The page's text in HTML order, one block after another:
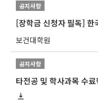
공지사항
보건대학원
공지사항
타전공 및 학사과목 수